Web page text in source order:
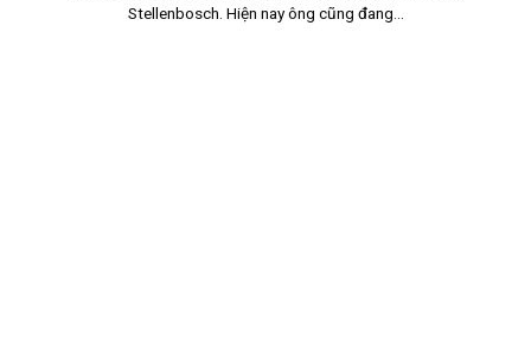
Stellenbosch. Hiện nay ông cũng đang...